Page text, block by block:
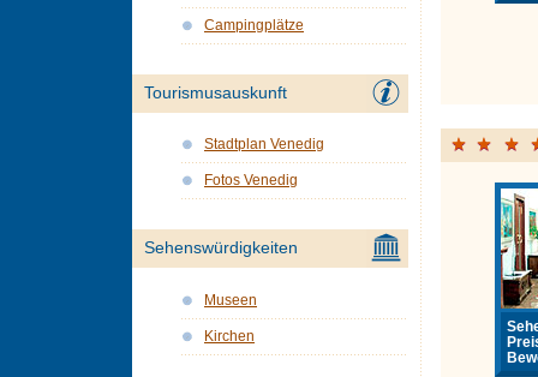
Campingplätze
Tourismusauskunft
Stadtplan Venedig
Fotos Venedig
Sehenswürdigkeiten
Museen
Kirchen